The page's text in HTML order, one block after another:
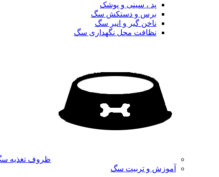
پد ، سینی و پوشک
برس و دستکش سگ
ناخن گیر و انبر سگ
نظافت محل نگهداری سگ
ظروف تغذیه
آموزش و تربیت سگ